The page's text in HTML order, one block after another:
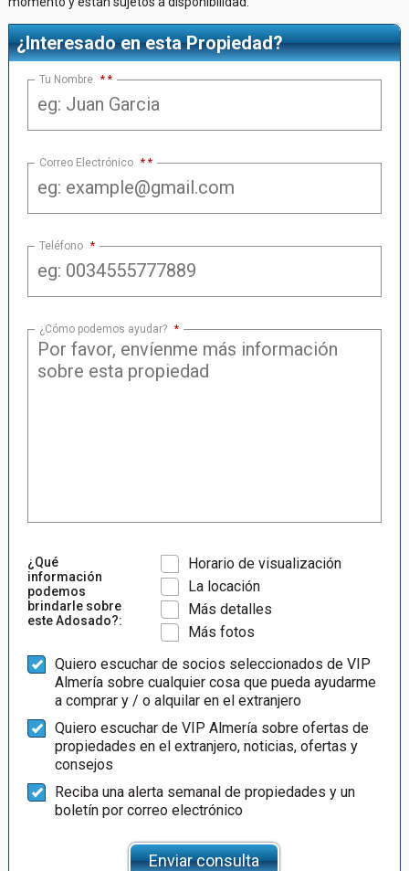
¿Interesado en esta Propiedad?
Tu Nombre *
Correo Electrónico *
Teléfono *
¿Cómo podemos ayudar? *
¿Qué
información
podemos
brindarle sobre
este Adosado?:
Horario de visualización
La locación
Más detalles
Más fotos
Quiero escuchar de socios seleccionados de VIP
Almería sobre cualquier cosa que pueda ayudarme
a comprar y / o alquilar en el extranjero
Quiero escuchar de VIP Almería sobre ofertas de
propiedades en el extranjero, noticias, ofertas y
consejos
Reciba una alerta semanal de propiedades y un
boletín por correo electrónico
Enviar consulta